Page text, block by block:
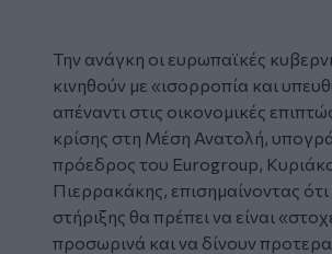
Την ανάγκη οι ευρωπαϊκές
κινηθούν με «ισορροπία και
απέναντι στις οικονομικές
κρίσης στη Μέση Ανατολή,
πρόεδρος του Eurogroup,
Πιερρακάκης, επισημαίνοντας
στήριξης θα πρέπει να είναι
προσωρινά και να δίνουν